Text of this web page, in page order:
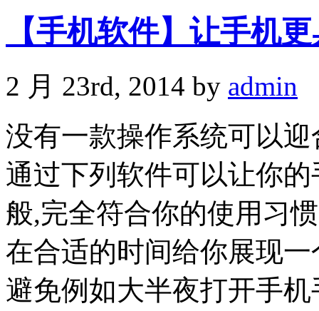
【手机软件】让手机
2 月 23rd, 2014 by admin
没有一款操作系统可以
通过下列软件可以让你
般,完全符合你的使用习
在合适的时间给你展现
避免例如大半夜打开手